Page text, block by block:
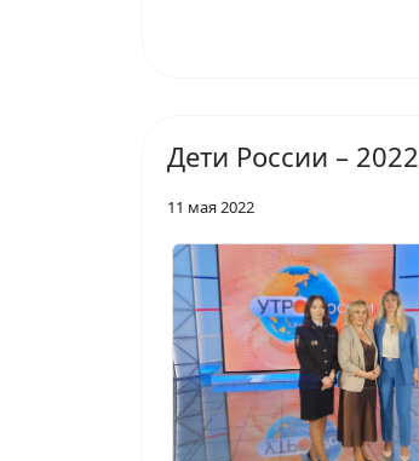
Дети России – 2022
11 мая 2022